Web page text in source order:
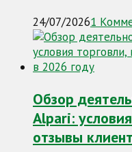
24/07/20261
Обзор
Alpari:
отзывы